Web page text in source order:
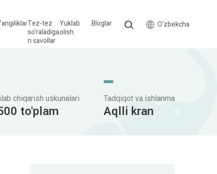
Tez-tez
so'raladiga
n savollar
Yuklab
olish
Bloglar O‘zbekcha
chiqarish uskunalari
to'plam
Tadqiqot va ishlanma
Aqlli kran